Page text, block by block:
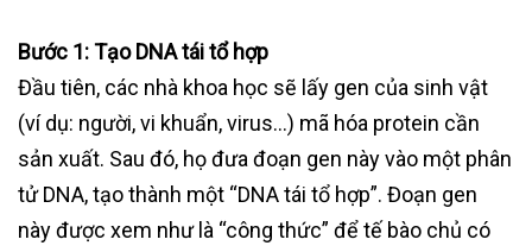
Bước 1: Tạo DNA tái tổ hợp
Đầu tiên, các nhà khoa học sẽ lấy gen của sinh vật
(ví dụ: người, vi khuẩn, virus…) mã hóa protein cần
sản xuất. Sau đó, họ đưa đoạn gen này vào một phân
tử DNA, tạo thành một “DNA tái tổ hợp”. Đoạn gen
này được xem như là “công thức” để tế bào chủ có